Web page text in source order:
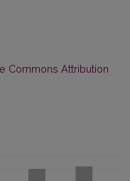
Commons Attribution